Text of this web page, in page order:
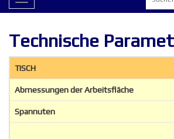
navigation
Technische
TISCH
Abmessungen der Arbeitsfläche
Spannuten